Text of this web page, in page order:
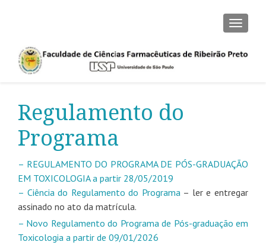
Regulamento do
Programa
– REGULAMENTO DO PROGRAMA DE PÓS-GRADUAÇÃO
EM TOXICOLOGIA a partir 28/05/2019
– Ciência do Regulamento do Programa– ler e entregar
assinado no ato da matrícula.
– Novo Regulamento do Programa de Pós-graduação em
Toxicologia a partir de 09/01/2026